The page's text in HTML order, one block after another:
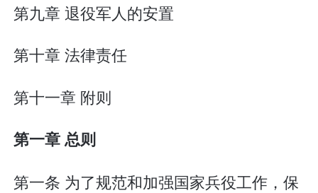
第九章 退役军人的安置
第十章 法律责任
第十一章 附则
第一章 总则
第一条 为了规范和加强国家兵役工作，保